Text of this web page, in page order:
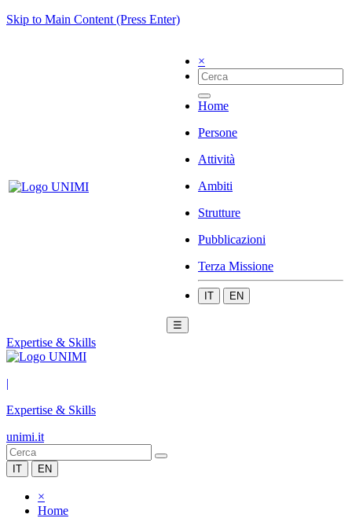
Skip to Main Content (Press Enter)
×
Home
Persone
Attività
Ambiti
Strutture
Pubblicazioni
Terza Missione
IT EN
☰
Expertise & Skills
|
Expertise & Skills
unimi.it
IT EN
×
Home